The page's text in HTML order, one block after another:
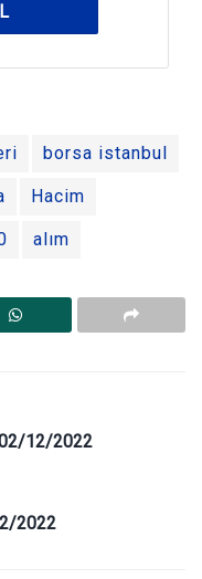
borsa istanbul
Hacim
alım
02/12/2022
2022